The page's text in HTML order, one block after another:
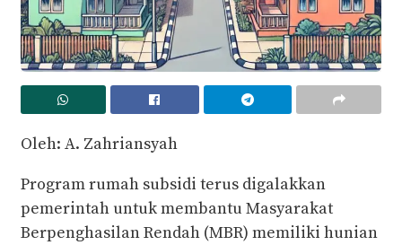
Oleh: A. Zahriansyah
Program rumah subsidi terus digalakkan
pemerintah untuk membantu Masyarakat
Berpenghasilan Rendah (MBR) memiliki hunian